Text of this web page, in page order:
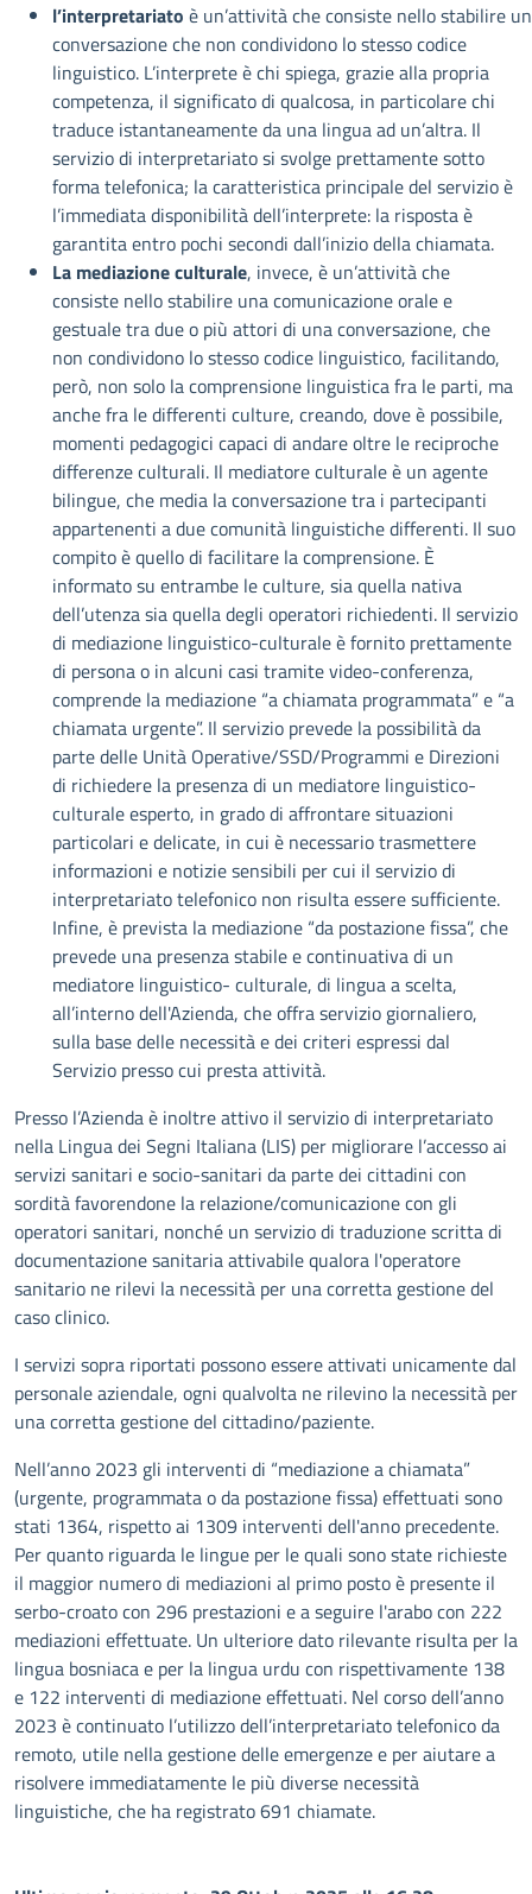
l’interpretariato è un’attività che consiste nello stabilire
conversazione che non condividono lo stesso codice
linguistico. L’interprete è chi spiega, grazie alla propria
competenza, il significato di qualcosa, in particolare chi
traduce istantaneamente da una lingua ad un’altra. Il
servizio di interpretariato si svolge prettamente sotto
forma telefonica; la caratteristica principale del servizio è
l’immediata disponibilità dell’interprete: la risposta è
garantita entro pochi secondi dall’inizio della chiamata.
La mediazione culturale, invece, è un’attività che
consiste nello stabilire una comunicazione orale e
gestuale tra due o più attori di una conversazione, che
non condividono lo stesso codice linguistico, facilitando,
però, non solo la comprensione linguistica fra le parti, ma
anche fra le differenti culture, creando, dove è possibile,
momenti pedagogici capaci di andare oltre le reciproche
differenze culturali. Il mediatore culturale è un agente
bilingue, che media la conversazione tra i partecipanti
appartenenti a due comunità linguistiche differenti. Il suo
compito è quello di facilitare la comprensione. È
informato su entrambe le culture, sia quella nativa
dell’utenza sia quella degli operatori richiedenti. Il servizio
di mediazione linguistico-culturale è fornito prettamente
di persona o in alcuni casi tramite video-conferenza,
comprende la mediazione “a chiamata programmata” e “a
chiamata urgente”. Il servizio prevede la possibilità da
parte delle Unità Operative/SSD/Programmi e Direzioni
di richiedere la presenza di un mediatore linguistico-
culturale esperto, in grado di affrontare situazioni
particolari e delicate, in cui è necessario trasmettere
informazioni e notizie sensibili per cui il servizio di
interpretariato telefonico non risulta essere sufficiente.
Infine, è prevista la mediazione “da postazione fissa”, che
prevede una presenza stabile e continuativa di un
mediatore linguistico- culturale, di lingua a scelta,
all’interno dell'Azienda, che offra servizio giornaliero,
sulla base delle necessità e dei criteri espressi dal
Servizio presso cui presta attività.
Presso l’Azienda è inoltre attivo il servizio di interpretariato
nella Lingua dei Segni Italiana (LIS) per migliorare l’accesso ai
servizi sanitari e socio-sanitari da parte dei cittadini con
sordità favorendone la relazione/comunicazione con gli
operatori sanitari, nonché un servizio di traduzione scritta di
documentazione sanitaria attivabile qualora l'operatore
sanitario ne rilevi la necessità per una corretta gestione del
caso clinico.
I servizi sopra riportati possono essere attivati unicamente dal
personale aziendale, ogni qualvolta ne rilevino la necessità per
una corretta gestione del cittadino/paziente.
Nell’anno 2023 gli interventi di “mediazione a chiamata”
(urgente, programmata o da postazione fissa) effettuati sono
stati 1364, rispetto ai 1309 interventi dell'anno precedente.
Per quanto riguarda le lingue per le quali sono state richieste
il maggior numero di mediazioni al primo posto è presente il
serbo-croato con 296 prestazioni e a seguire l'arabo con 222
mediazioni effettuate. Un ulteriore dato rilevante risulta per la
lingua bosniaca e per la lingua urdu con rispettivamente 138
e 122 interventi di mediazione effettuati. Nel corso dell’anno
2023 è continuato l’utilizzo dell’interpretariato telefonico da
remoto, utile nella gestione delle emergenze e per aiutare a
risolvere immediatamente le più diverse necessità
linguistiche, che ha registrato 691 chiamate.